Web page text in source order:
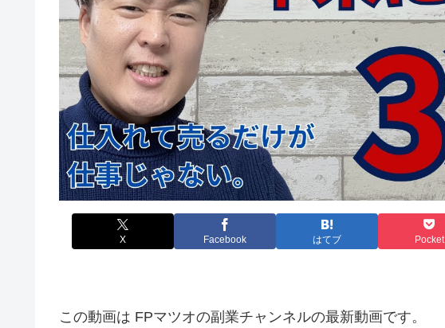
X Facebook はてブ Pocket
この動画は FPマツオの副業チャンネルの最新動画です。